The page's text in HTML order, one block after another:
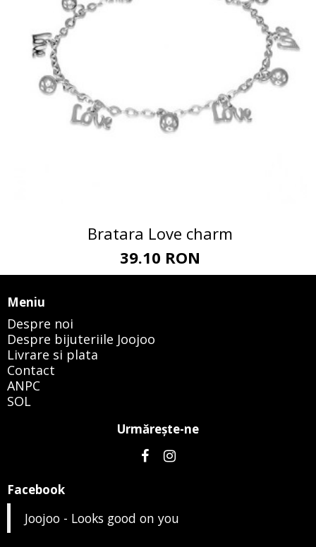
Bratara Love charm
39.10 RON
Meniu
Despre noi
Despre bijuteriile Joojoo
Livrare si plata
Contact
ANPC
SOL
Urmăreşte-ne
Facebook
Joojoo - Looks good on you